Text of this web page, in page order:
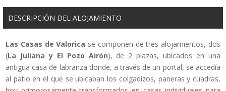
DESCRIPCIÓN DEL ALOJAMIENTO
Las Casas de Valorica se componen de tres alojamientos, dos
(La Juliana y El Pozo Airón), de 2 plazas, ubicados en una
antigua casa de labranza donde, a través de un portal, se accedía
al patio en el que se ubicaban los colgadizos, paneras y cuadras,